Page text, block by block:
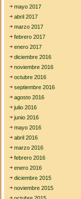
mayo 2017
abril 2017
marzo 2017
febrero 2017
enero 2017
diciembre 2016
noviembre 2016
octubre 2016
septiembre 2016
agosto 2016
julio 2016
junio 2016
mayo 2016
abril 2016
marzo 2016
febrero 2016
enero 2016
diciembre 2015
noviembre 2015